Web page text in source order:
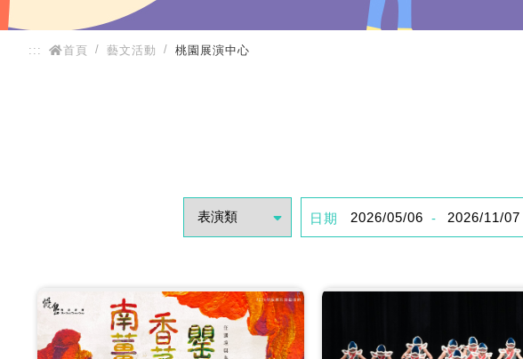
::: 首頁 藝文活動 桃園展演中心
日期 -